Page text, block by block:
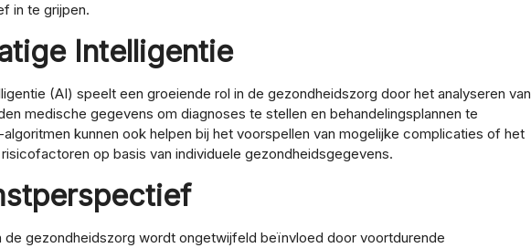
in te grijpen.
Intelligentie
(AI) speelt een groeiende rol in de gezondheidszorg door het analyseren van
medische gegevens om diagnoses te stellen en behandelingsplannen te
kunnen ook helpen bij het voorspellen van mogelijke complicaties of het
op basis van individuele gezondheidsgegevens.
de gezondheidszorg wordt ongetwijfeld beïnvloed door voortdurende